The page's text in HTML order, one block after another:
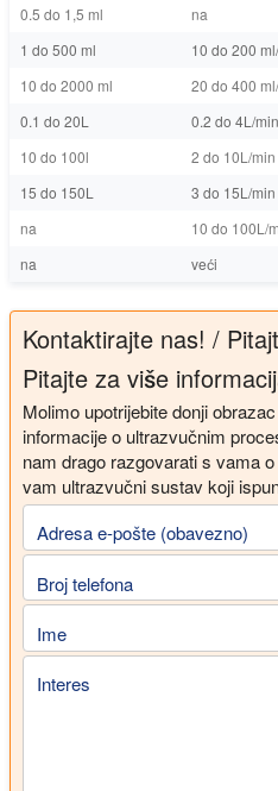
0.5 do 1,5 ml na
1 do 500 ml
10 do 200
10 do 2000 ml
20 do 400
0.1 do 20L
0.2 do 4L/min
10 do 100l
2 do 10L/min
15 do 150L
3 do 15L/min
na
10 do 100L/
na
veći
Kontaktirajte nas! /
Pitajte za više
Molimo upotrijebite donji
informacije o ultrazvučnim
nam drago razgovarati s vama
vam ultrazvučni sustav koji
Adresa e-pošte (obavezno)
Broj telefona
Ime
Interes